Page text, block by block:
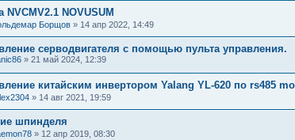
NVCMV2.1 NOVUSUM
Борщов » 14 апр 2022, 14:49
серводвигателя с помощью пульта управления.
» 21 май 2024, 12:39
китайским инвертором Yalang YL-620 по rs485
» 14 авг 2021, 19:59
шпинделя
» 12 апр 2019, 08:30